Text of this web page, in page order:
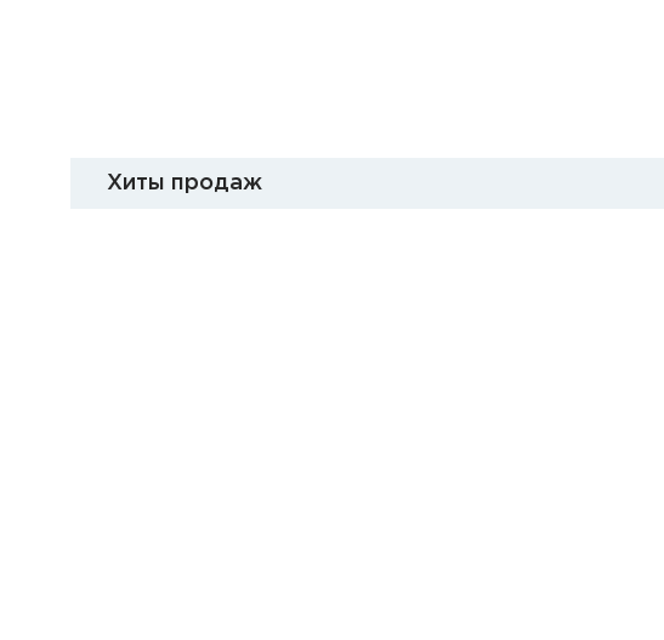
Хиты продаж